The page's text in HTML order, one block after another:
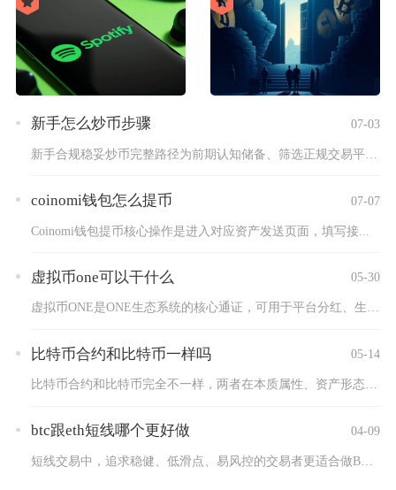
新手怎么炒币步骤 07-03
新手合规稳妥炒币完整路径为前期认知储备、筛选正规交易平台、O...
coinomi钱包怎么提币 07-07
Coinomi钱包提币核心操作是进入对应资产发送页面，填写接...
虚拟币one可以干什么 05-30
虚拟币ONE是ONE生态系统的核心通证，可用于平台分红、生态...
比特币合约和比特币一样吗 05-14
比特币合约和比特币完全不一样，两者在本质属性、资产形态、交易...
btc跟eth短线哪个更好做 04-09
短线交易中，追求稳健、低滑点、易风控的交易者更适合做BTC，...